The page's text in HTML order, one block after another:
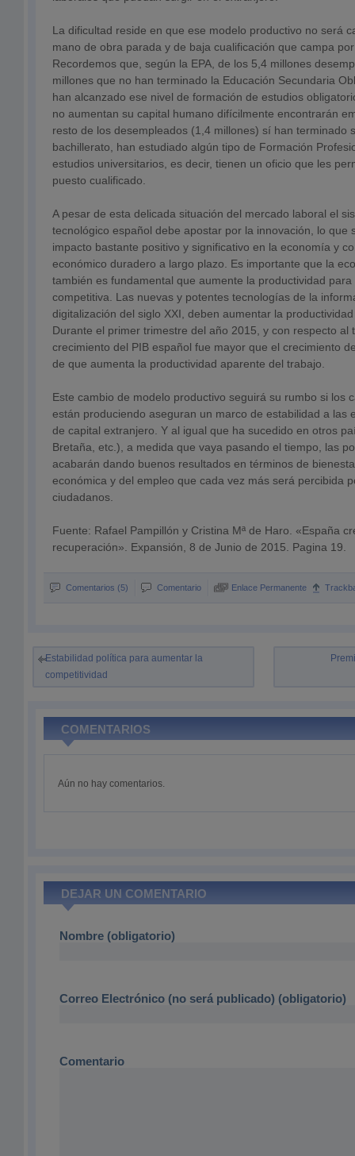
La dificultad reside en que ese modelo productivo no será
mano de obra parada y de baja cualificación que campa
Recordemos que, según la EPA, de los 5,4 millones
millones que no han terminado la Educación Secundaria
han alcanzado ese nivel de formación de estudios
no aumentan su capital humano difícilmente encontrarán
resto de los desempleados (1,4 millones) sí han terminado
bachillerato, han estudiado algún tipo de Formación
estudios universitarios, es decir, tienen un oficio que les
puesto cualificado.
A pesar de esta delicada situación del mercado laboral el
tecnológico español debe apostar por la innovación, lo que
impacto bastante positivo y significativo en la economía y
económico duradero a largo plazo. Es importante que la
también es fundamental que aumente la productividad
competitiva. Las nuevas y potentes tecnologías de la
digitalización del siglo XXI, deben aumentar la
Durante el primer trimestre del año 2015, y con respecto al
crecimiento del PIB español fue mayor que el crecimiento
de que aumenta la productividad aparente del trabajo.
Este cambio de modelo productivo seguirá su rumbo si los
están produciendo aseguran un marco de estabilidad a las
de capital extranjero. Y al igual que ha sucedido en otros
Bretaña, etc.), a medida que vaya pasando el tiempo, las
acabarán dando buenos resultados en términos de
económica y del empleo que cada vez más será percibida
ciudadanos.
Fuente: Rafael Pampillón y Cristina Mª de Haro. «España
recuperación». Expansión, 8 de Junio de 2015. Pagina 19.
Comentarios (5) Comentario Enlace Permanente
Estabilidad política para aumentar la
competitividad
COMENTARIOS
Aún no hay comentarios.
DEJAR UN COMENTARIO
Nombre (obligatorio)
Correo Electrónico (no será publicado) (obligatorio)
Comentario